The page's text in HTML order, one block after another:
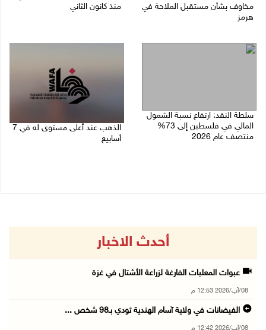
مخاوف بشأن مستقبل الملاحة في
هرمز
منذ كانون الثاني
سلطة النقد: ارتفاع نسبة الشمول
المالي في فلسطين إلى 73%
منتصف عام 2026
الذهب عند أعلى مستوى له في 7
أسابيع
أحدث الاخبار
عبوات المعلبات الفارغة لزراعة الأشتال في غزة
08/آب/2026 12:53 م
الفيضانات في ولاية آسام الهندية تودي بـ98 شخص ...